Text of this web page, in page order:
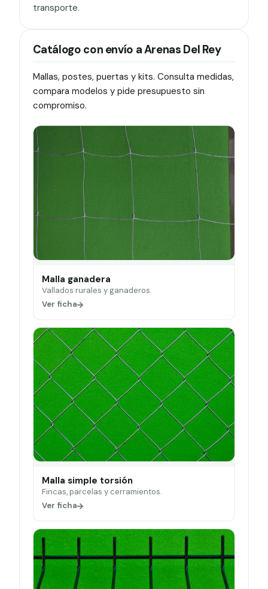
transporte.
Catálogo con envío a Arenas Del Rey
Mallas, postes, puertas y kits. Consulta medidas,
compara modelos y pide presupuesto sin
compromiso.
Malla ganadera
Vallados rurales y ganaderos.
Ver ficha
Malla simple torsión
Fincas, parcelas y cerramientos.
Ver ficha